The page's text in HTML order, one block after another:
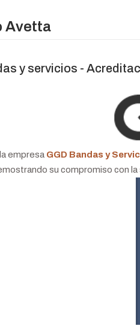
Avetta
y servicios -
empresa GGD Bandas y
su compromiso con